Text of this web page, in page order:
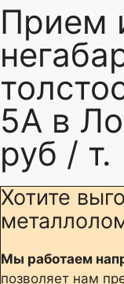
Прием
5А в
руб / т.
Хотите
Мы работаем
позволяет нам